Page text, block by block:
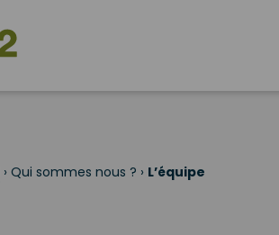
› Qui sommes nous ? › L’équipe